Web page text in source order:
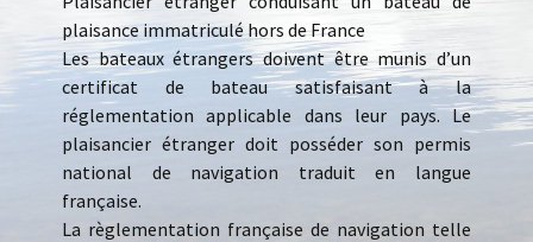
plaisance immatriculé hors de France
Les bateaux étrangers doivent être munis d’un
certificat de bateau satisfaisant à la
réglementation applicable dans leur pays. Le
plaisancier étranger doit posséder son permis
national de navigation traduit en langue
française.
La règlementation française de navigation telle